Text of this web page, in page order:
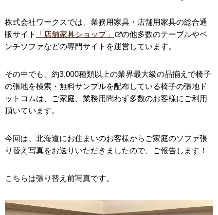
株式会社ワークスでは、業務用家具・店舗用家具の総合通
販サイト
「店舗家具ショップ」
の他多数のテーブルやベ
ンチソファなどの専門サイトを運営しています。
その中でも、約3,000種類以上の業界最大級の品揃えで椅子
の張地を検索・無料サンプルを配布している椅子の張地ド
ットコムは、ご家庭、業務用問わず多数のお客様にご利用
頂いています。
今回は、北海道にお住まいのお客様からご家庭のソファ張
り替え写真をお送りいただきましたので、ご報告します！
こちらは張り替え前写真です。